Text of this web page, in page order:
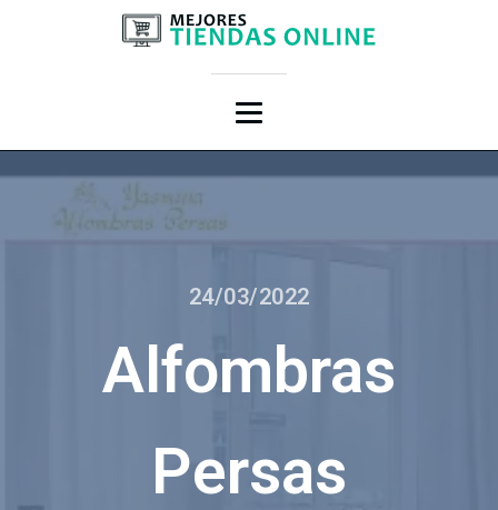
24/03/2022
Alfombras
Persas